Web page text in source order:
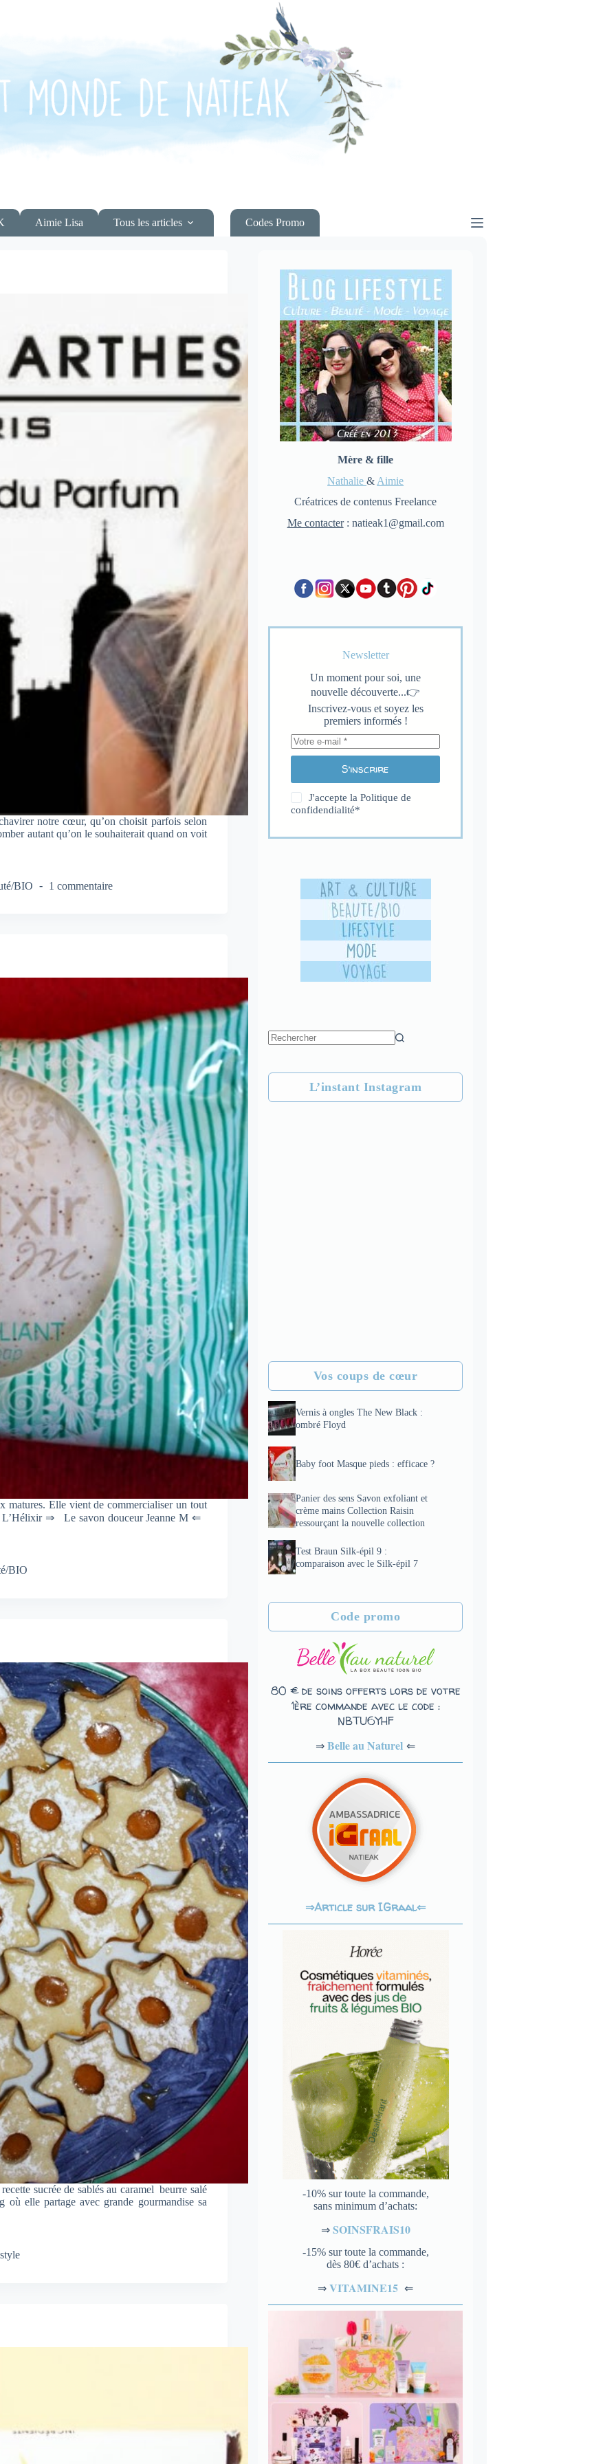
Aimie Lisa Tous les articles Codes Promo
notre cœur, qu’on choisit parfois selon
autant qu’on le souhaiterait quand on voit
BIO 1 commentaire
matures. Elle vient de commercialiser un tout
L’Hélixir ⇒ Le savon douceur Jeanne M ⇐
BIO
sucrée de sablés au caramel beurre salé
elle partage avec grande gourmandise sa
Mère & fille
Nathalie& Aimie
Créatrices de contenus Freelance
Me contacter: natieak1@gmail.com
Newsletter
Un moment pour soi, une
nouvelle découverte...👉
Inscrivez-vous et soyez les
premiers informés !
S’inscrire
J'accepte la Politique de
confidendialité*
L’instant Instagram
Vos coups de cœur
Vernis à ongles The New Black :
ombré Floyd
Baby foot Masque pieds : efficace ?
Panier des sens Savon exfoliant et
crème mains Collection Raisin
ressourçant la nouvelle collection
Test Braun Silk-épil 9 :
comparaison avec le Silk-épil 7
Code promo
80 € de soins offerts lors de votre
1ère commande avec le code :
NBTU6YHF
⇒Belle au Naturel ⇐
⇒Article sur IGraal⇐
-10% sur toute la commande,
sans minimum d’achats:
⇒ SOINSFRAIS10
-15% sur toute la commande,
dès 80€ d’achats :
⇒VITAMINE15 ⇐